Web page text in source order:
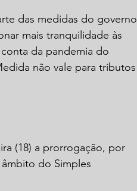
das medidas do governo
mais tranquilidade às
da pandemia do
não vale para tributos
(18) a prorrogação, por
do Simples